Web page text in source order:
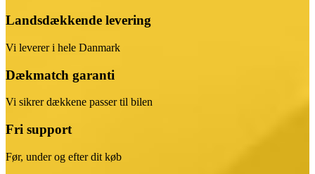
Landsdækkende levering
Vi leverer i hele Danmark
Dækmatch garanti
Vi sikrer dækkene passer til bilen
Fri support
Før, under og efter dit køb